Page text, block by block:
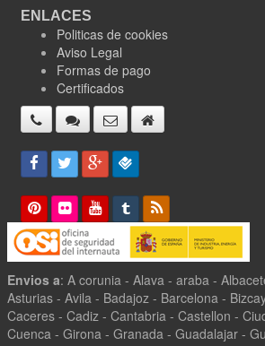
ENLACES
Politicas de cookies
Aviso Legal
Formas de pago
Certificados
Envios a: A corunia - Alava - araba -
Asturias - Avila - Badajoz - Barcelona -
Caceres - Cadiz - Cantabria - Castellon -
Cuenca - Girona - Granada - Guadalajar -